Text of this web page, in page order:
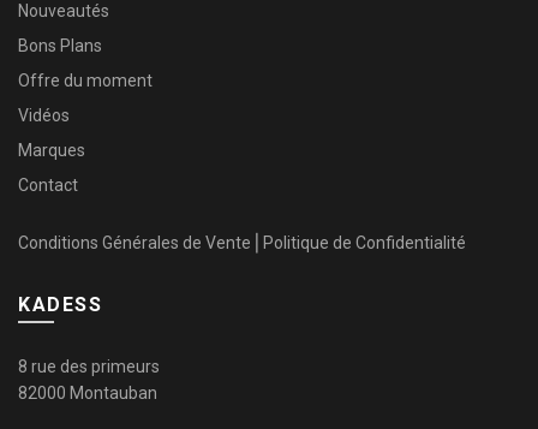
Nouveautés
Bons Plans
Offre du moment
Vidéos
Marques
Contact
Conditions Générales de Vente Politique de Confidentialité
KADESS
8 rue des primeurs
82000 Montauban